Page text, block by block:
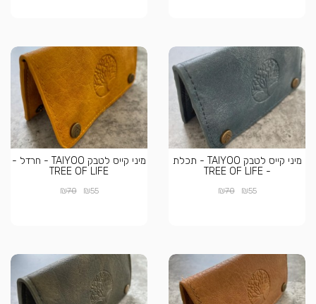
מיני קייס לטבק TAIYOO - תכלת
- TREE OF LIFE
₪55
₪70
מיני קייס לטבק TAIYOO - חרדל -
TREE OF LIFE
₪55
₪70